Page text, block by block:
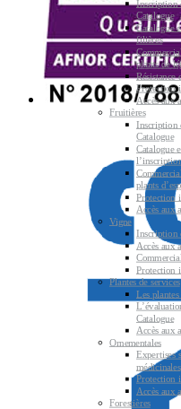
Inscription
Catalogue
Catalogue
filières
plants de
Résistance
Protection
Accès aux
Fruitières
Inscription
Catalogue
Catalogue
plants
Protection
Accès aux
Vigne
Inscription
Accès aux
Protection
Plantes de services
Les plantes
Catalogue
Accès aux
Ornementales
Expertises
médicinales
Protection
Accès aux
Forestières